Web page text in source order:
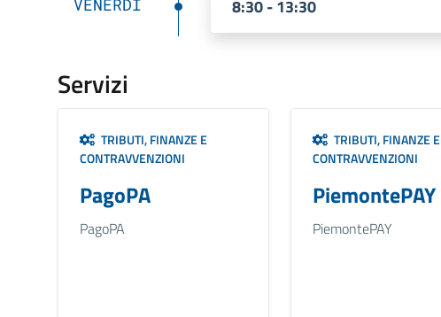
VENERDÌ 8:30 - 13:30
Servizi
TRIBUTI, FINANZE E
CONTRAVVENZIONI
PagoPA
PagoPA
TRIBUTI, FINANZE E
CONTRAVVENZIONI
PiemontePAY
PiemontePAY